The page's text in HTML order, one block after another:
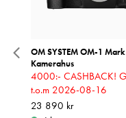
OM SYSTEM OM-1
Kamerahus
4000:- CASHBACK!
t.o.m 2026-08-16
Pris :23 890 kr
23 890 kr